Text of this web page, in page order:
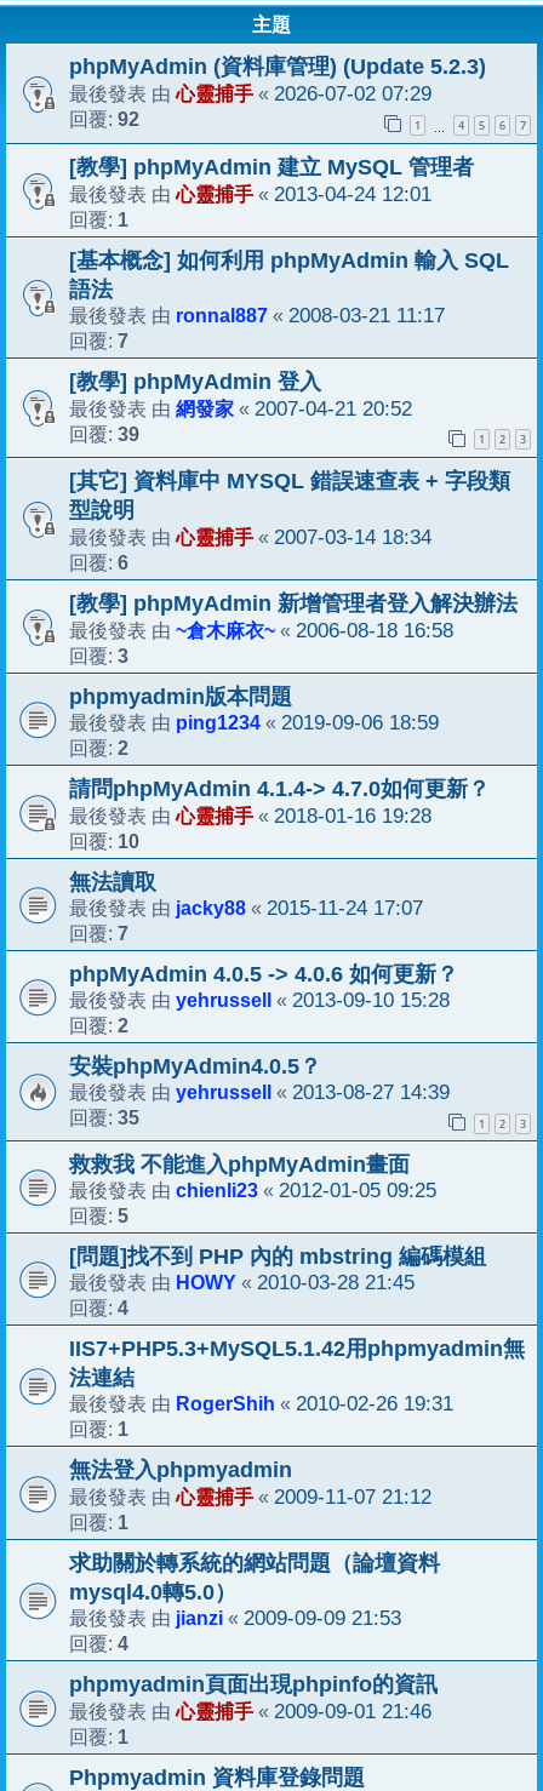
主題
phpMyAdmin (資料庫管理) (Update 5.2.3)
最後發表 由心靈捕手 « 2026-07-02 07:29
回覆: 92 1 4 5 6 7
[教學] phpMyAdmin 建立 MySQL 管理者
最後發表 由心靈捕手 « 2013-04-24 12:01
回覆: 1
[基本概念] 如何利用 phpMyAdmin 輸入 SQL
語法
最後發表 由 ronnal887 « 2008-03-21 11:17
回覆: 7
[教學] phpMyAdmin 登入
最後發表 由 網發家 « 2007-04-21 20:52
回覆: 39 1 2 3
[其它] 資料庫中 MYSQL 錯誤速查表 + 字段類
型說明
最後發表 由心靈捕手 « 2007-03-14 18:34
回覆: 6
[教學] phpMyAdmin 新增管理者登入解決辦法
最後發表 由 ~倉木麻衣~ « 2006-08-18 16:58
回覆: 3
phpmyadmin版本問題
最後發表 由 ping1234 « 2019-09-06 18:59
回覆: 2
請問phpMyAdmin 4.1.4-> 4.7.0如何更新？
最後發表 由心靈捕手 « 2018-01-16 19:28
回覆: 10
無法讀取
最後發表 由 jacky88 « 2015-11-24 17:07
回覆: 7
phpMyAdmin 4.0.5 -> 4.0.6 如何更新？
最後發表 由 yehrussell « 2013-09-10 15:28
回覆: 2
安裝phpMyAdmin4.0.5？
最後發表 由 yehrussell « 2013-08-27 14:39
回覆: 35 1 2 3
救救我 不能進入phpMyAdmin畫面
最後發表 由 chienli23 « 2012-01-05 09:25
回覆: 5
[問題]找不到 PHP 內的 mbstring 編碼模組
最後發表 由 HOWY « 2010-03-28 21:45
回覆: 4
IIS7+PHP5.3+MySQL5.1.42用phpmyadmin無
法連結
最後發表 由 RogerShih « 2010-02-26 19:31
回覆: 1
無法登入phpmyadmin
最後發表 由心靈捕手 « 2009-11-07 21:12
回覆: 1
求助關於轉系統的網站問題（論壇資料
mysql4.0轉5.0）
最後發表 由 jianzi « 2009-09-09 21:53
回覆: 4
phpmyadmin頁面出現phpinfo的資訊
最後發表 由心靈捕手 « 2009-09-01 21:46
回覆: 1
Phpmyadmin 資料庫登錄問題